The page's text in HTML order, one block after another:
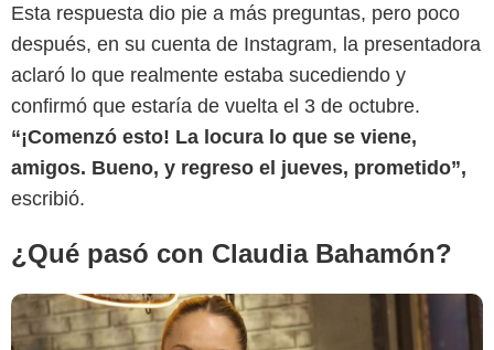
Esta respuesta dio pie a más preguntas, pero poco
después, en su cuenta de Instagram, la presentadora
aclaró lo que realmente estaba sucediendo y
confirmó que estaría de vuelta el 3 de octubre.
“¡Comenzó esto! La locura lo que se viene,
amigos. Bueno, y regreso el jueves, prometido”,
escribió.
¿Qué pasó con Claudia Bahamón?
Tropicana fm